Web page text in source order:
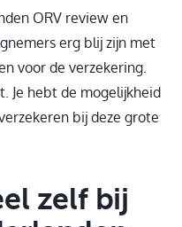
ORV review en
erg blij zijn met
voor de verzekering.
Je hebt de mogelijkheid
bij deze grote
zelf bij